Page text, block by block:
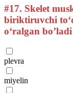
#17. Skelet
biriktiruvchi
o‘ralgan
plevra
miyelin